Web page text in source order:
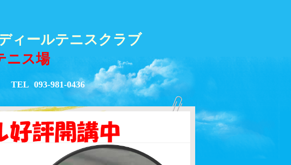
ィールテニスクラブ
ニス場
TEL 093-981-0436